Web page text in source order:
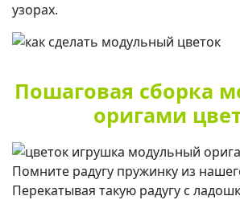
узорах.
Пошаговая сборка
оригами
Помните радугу пружинку из
Перекатывая такую радугу с